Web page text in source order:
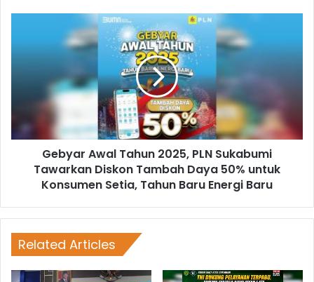
Gebyar Awal Tahun 2025, PLN Sukabumi
Tawarkan Diskon Tambah Daya 50% untuk
Konsumen Setia, Tahun Baru Energi Baru
Related Articles